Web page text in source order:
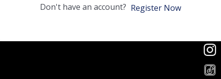
Don't have an account? Register Now